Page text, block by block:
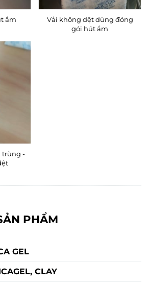
ẩm
Vải không dệt dùng đóng
gói hút ẩm
trùng -
PHẨM
GEL
CLAY